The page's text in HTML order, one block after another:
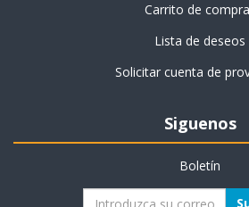
Carrito de
Lista de deseos
Solicitar cuenta de
Siguenos
Boletín